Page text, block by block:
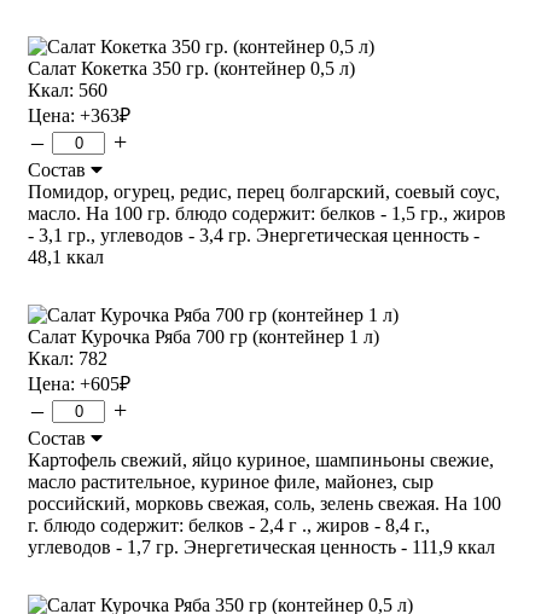
Салат Кокетка 350 гр. (контейнер 0,5 л)
Ккал: 560
Цена: +363₽
– +
Состав
Помидор, огурец, редис, перец болгарский, соевый соус,
масло. На 100 гр. блюдо содержит: белков - 1,5 гр., жиров
- 3,1 гр., углеводов - 3,4 гр. Энергетическая ценность -
48,1 ккал
Салат Курочка Ряба 700 гр (контейнер 1 л)
Ккал: 782
Цена: +605₽
– +
Состав
Картофель свежий, яйцо куриное, шампиньоны свежие,
масло растительное, куриное филе, майонез, сыр
российский, морковь свежая, соль, зелень свежая. На 100
г. блюдо содержит: белков - 2,4 г ., жиров - 8,4 г.,
углеводов - 1,7 гр. Энергетическая ценность - 111,9 ккал